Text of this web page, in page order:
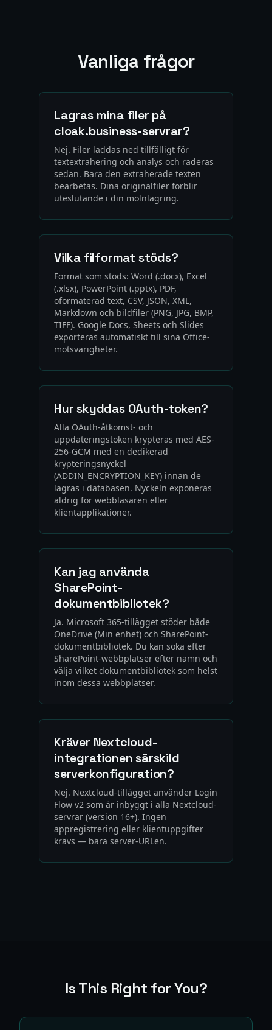
Vanliga frågor
Lagras mina filer på
cloak.business-servrar?
Nej. Filer laddas ned tillfälligt för
textextrahering och analys och raderas
sedan. Bara den extraherade texten
bearbetas. Dina originalfiler förblir
uteslutande i din molnlagring.
Vilka filformat stöds?
Format som stöds: Word (.docx), Excel
(.xlsx), PowerPoint (.pptx), PDF,
oformaterad text, CSV, JSON, XML,
Markdown och bildfiler (PNG, JPG, BMP,
TIFF). Google Docs, Sheets och Slides
exporteras automatiskt till sina Office-
motsvarigheter.
Hur skyddas OAuth-token?
Alla OAuth-åtkomst- och
uppdateringstoken krypteras med AES-
256-GCM med en dedikerad
krypteringsnyckel
(ADDIN_ENCRYPTION_KEY) innan de
lagras i databasen. Nyckeln exponeras
aldrig för webbläsaren eller
klientapplikationer.
Kan jag använda
SharePoint-
dokumentbibliotek?
Ja. Microsoft 365-tillägget stöder både
OneDrive (Min enhet) och SharePoint-
dokumentbibliotek. Du kan söka efter
SharePoint-webbplatser efter namn och
välja vilket dokumentbibliotek som helst
inom dessa webbplatser.
Kräver Nextcloud-
integrationen särskild
serverkonfiguration?
Nej. Nextcloud-tillägget använder Login
Flow v2 som är inbyggt i alla Nextcloud-
servrar (version 16+). Ingen
appregistrering eller klientuppgifter
krävs — bara server-URLen.
Is This Right for You?